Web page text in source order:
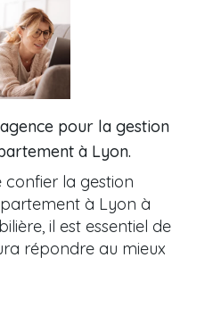
pour la gestion
à Lyon.
confier la gestion
à Lyon à
il est essentiel de
répondre au mieux